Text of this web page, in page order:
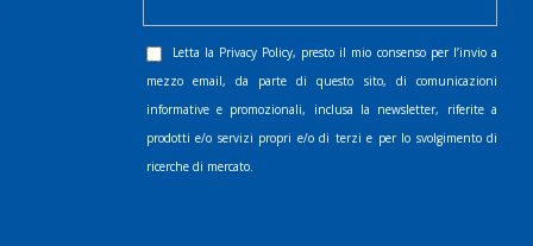
Letta la Privacy Policy, presto il mio consenso per l’invio a
mezzo email, da parte di questo sito, di comunicazioni
informative e promozionali, inclusa la newsletter, riferite a
prodotti e/o servizi propri e/o di terzi e per lo svolgimento di
ricerche di mercato.